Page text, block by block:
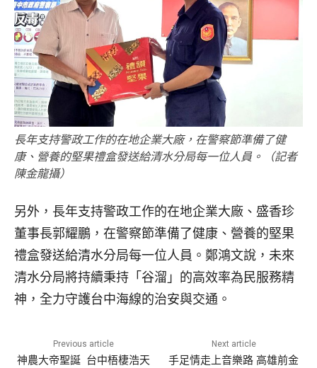
長年支持警政工作的在地企業大廠，在警察節準備了健
康、營養的堅果禮盒發送給清水分局每一位人員。（記者
陳金龍攝）
另外，長年支持警政工作的在地企業大廠、盛香珍
董事長郭耀鵬，在警察節準備了健康、營養的堅果
禮盒發送給清水分局每一位人員。鄭鴻文說，未來
清水分局將持續秉持「谷溜」的高效率為民服務精
神，全力守護台中海線的治安與交通。
Previous article
神農大帝聖誕 台中梧棲浩天
Next article
手足情走上音樂路 高雄前金